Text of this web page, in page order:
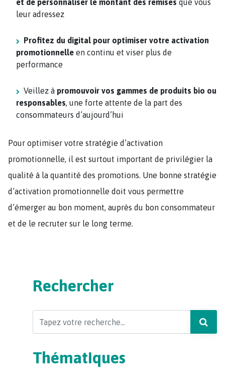
et de personnaliser le montant des remises que vous
leur adressez
Profitez du digital pour optimiser votre activation
promotionnelle en continu et viser plus de
performance
Veillez à promouvoir vos gammes de produits bio ou
responsables, une forte attente de la part des
consommateurs d’aujourd’hui
Pour optimiser votre stratégie d’activation
promotionnelle, il est surtout important de privilégier la
qualité à la quantité des promotions. Une bonne stratégie
d’activation promotionnelle doit vous permettre
d’émerger au bon moment, auprès du bon consommateur
et de le recruter sur le long terme.
Rechercher
Thématiques